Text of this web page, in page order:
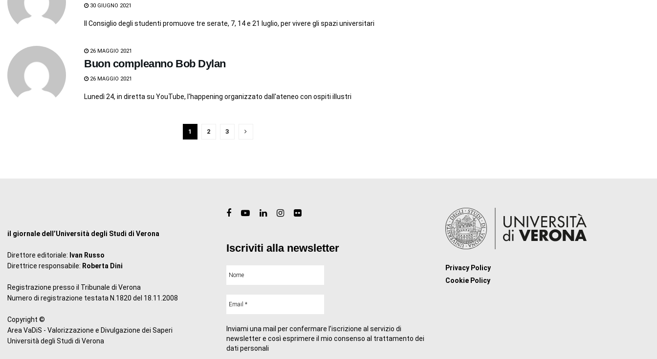
30 GIUGNO 2021
Il Consiglio degli studenti promuove tre serate, 7, 14 e 21 luglio, per vivere gli spazi universitari
26 MAGGIO 2021
Buon compleanno Bob Dylan
26 MAGGIO 2021
Lunedì 24, in diretta su YouTube, l'happening organizzato dall'ateneo con ospiti illustri
1 2 3
il giornale dell’Università degli Studi di Verona
Direttore editoriale: Ivan Russo
Direttrice responsabile: Roberta Dini
Registrazione presso il Tribunale di Verona
Numero di registrazione testata N.1820 del 18.11.2008
Copyright ©
Area VaDiS - Valorizzazione e Divulgazione dei Saperi
Università degli Studi di Verona
Iscriviti alla newsletter
Inviami una mail per confermare l’iscrizione al servizio di
newsletter e così esprimere il mio consenso al trattamento dei
dati personali
Privacy Policy
Cookie Policy